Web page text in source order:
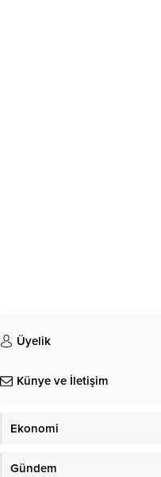
Üyelik
Künye ve İletişim
Ekonomi
Gündem